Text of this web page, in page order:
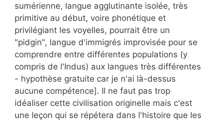
sumérienne, langue agglutinante isolée, très
primitive au début, voire phonétique et
privilégiant les voyelles, pourrait être un
"pidgin", langue d'immigrés improvisée pour se
comprendre entre différentes populations (y
compris de l'Indus) aux langues très différentes
- hypothèse gratuite car je n'ai là-dessus
aucune compétence]. Il ne faut pas trop
idéaliser cette civilisation originelle mais c'est
une leçon qui se répétera dans l'histoire que les